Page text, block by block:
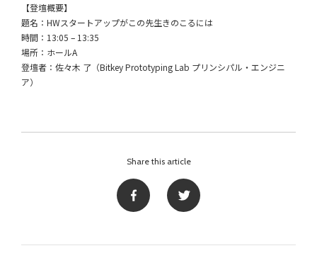
【登壇概要】
題名：HWスタートアップがこの先生きのこるには
時間：13:05 – 13:35
場所：ホールA
登壇者：佐々木 了（Bitkey Prototyping Lab プリンシパル・エンジニ
ア）
Share this article